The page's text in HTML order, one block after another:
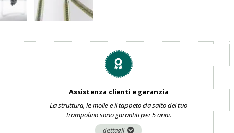
Assistenza clienti e garanzia
La struttura, le molle e il tappeto da salto del tuo
trampolino sono garantiti per 5 anni.
dettagli